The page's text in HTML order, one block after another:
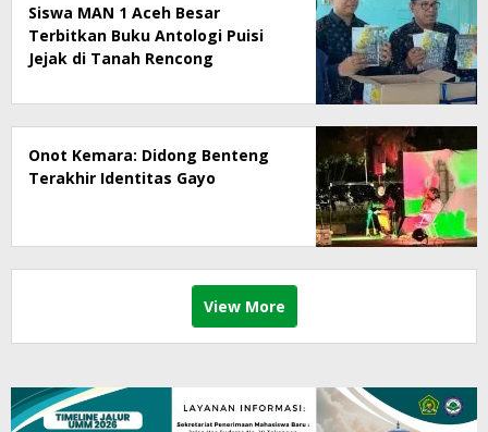
Siswa MAN 1 Aceh Besar
Terbitkan Buku Antologi Puisi
Jejak di Tanah Rencong
Onot Kemara: Didong Benteng
Terakhir Identitas Gayo
View More